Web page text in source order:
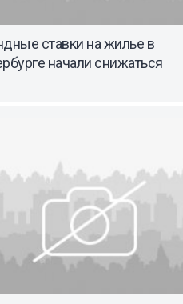
ставки на жилье в
начали снижаться